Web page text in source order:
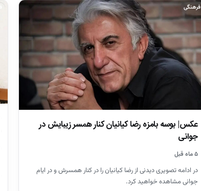
فرهنگی
عکس| بوسه بامزه رضا کیانیان کنار همسر زیبایش در
جوانی
۵ ماه قبل
در ادامه تصویری دیدنی از رضا کیانیان را در کنار همسرش و در ایام
جوانی مشاهده خواهید کرد.